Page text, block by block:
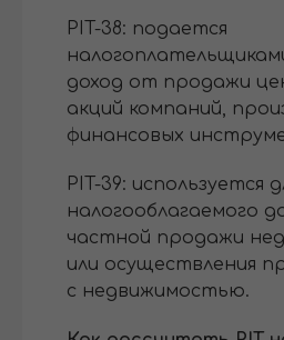
PIT-38: подается
доход от продажи
акций компаний,
финансовых
PIT-39: используется
налогооблагаемого
частной продажи
или осуществления
с недвижимостью.